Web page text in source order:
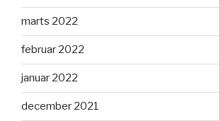
marts 2022
februar 2022
januar 2022
december 2021